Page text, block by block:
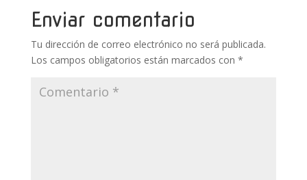
o
k p r
Enviar comentario
Tu dirección de correo electrónico no será publicada.
Los campos obligatorios están marcados con *